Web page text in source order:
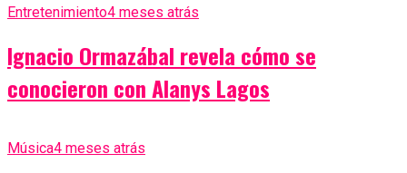
Entretenimiento4 meses atrás
Ignacio Ormazábal revela cómo se
conocieron con Alanys Lagos
Música4 meses atrás